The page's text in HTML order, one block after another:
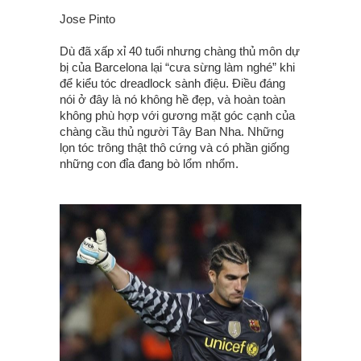
Jose Pinto
Dù đã xấp xỉ 40 tuổi nhưng chàng thủ môn dự
bị của Barcelona lại “cưa sừng làm nghé” khi
để kiểu tóc dreadlock sành điệu. Điều đáng
nói ở đây là nó không hề đẹp, và hoàn toàn
không phù hợp với gương mặt góc cạnh của
chàng cầu thủ người Tây Ban Nha. Những
lọn tóc trông thật thô cứng và có phần giống
những con đỉa đang bò lổm nhổm.